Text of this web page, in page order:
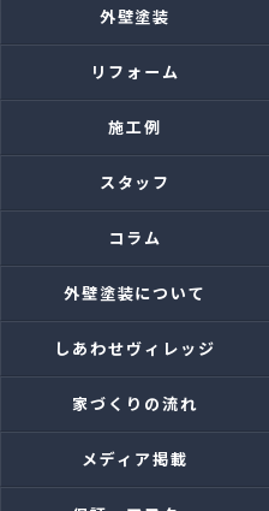
外壁塗装
リフォーム
施工例
スタッフ
コラム
外壁塗装について
しあわせヴィレッジ
家づくりの流れ
メディア掲載